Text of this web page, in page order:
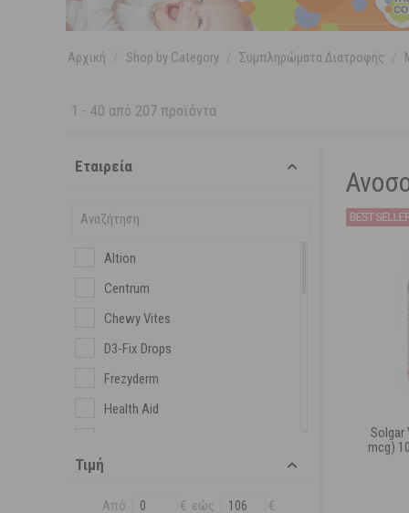
Αρχική Shop by Category Συμπληρώματα Διατροφής
1 - 40 από 207 προϊόντα
Εταιρεία
Altion
Centrum
Chewy Vites
D3-Fix Drops
Frezyderm
Health Aid
Lierac
Τιμή
Από € εώς €
Solgar
mcg)